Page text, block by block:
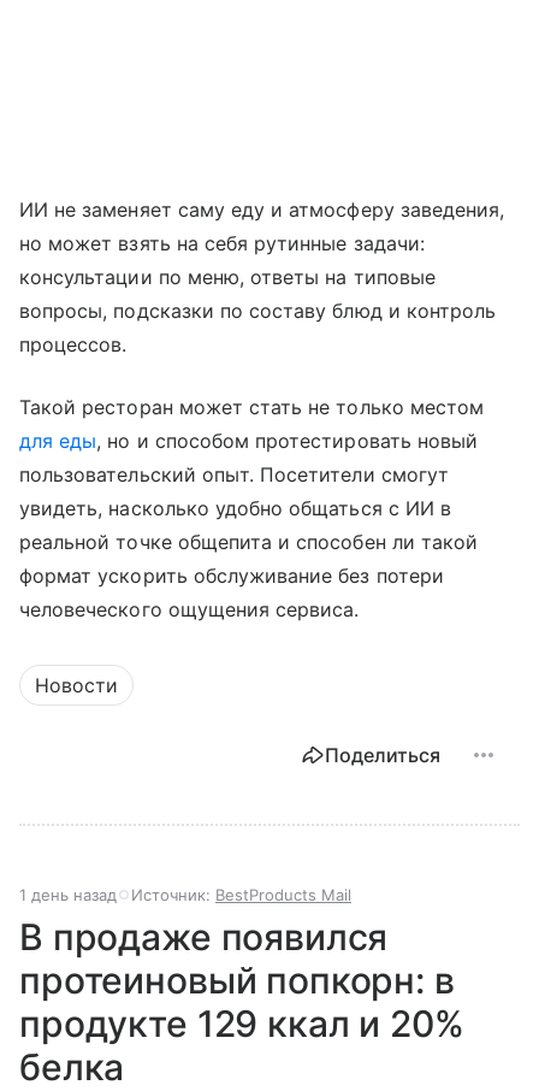
ИИ не заменяет саму еду и атмосферу заведения,
но может взять на себя рутинные задачи:
консультации по меню, ответы на типовые
вопросы, подсказки по составу блюд и контроль
процессов.
Такой ресторан может стать не только местом
для еды, но и способом протестировать новый
пользовательский опыт. Посетители смогут
увидеть, насколько удобно общаться с ИИ в
реальной точке общепита и способен ли такой
формат ускорить обслуживание без потери
человеческого ощущения сервиса.
Новости
Поделиться
1 день назад Источник: BestProducts Mail
В продаже появился
протеиновый попкорн: в
продукте 129 ккал и 20%
белка